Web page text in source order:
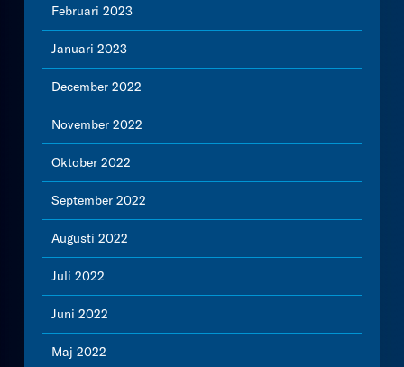
Februari 2023
Januari 2023
December 2022
November 2022
Oktober 2022
September 2022
Augusti 2022
Juli 2022
Juni 2022
Maj 2022